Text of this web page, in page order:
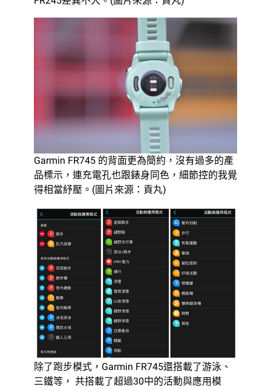
Garmin FR745 的背面更為簡約，沒有過多的產
品標示，連充電孔也跟錶身同色，細節控的我覺
得相當紓壓。(圖片來源：貢丸)
除了跑步模式，Garmin FR745還搭載了游泳、
三鐵等， 共搭載了超過30中的活動與應用模